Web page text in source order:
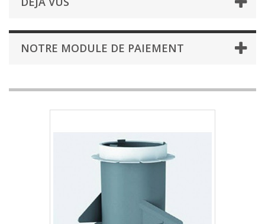
NOTRE MODULE DE PAIEMENT